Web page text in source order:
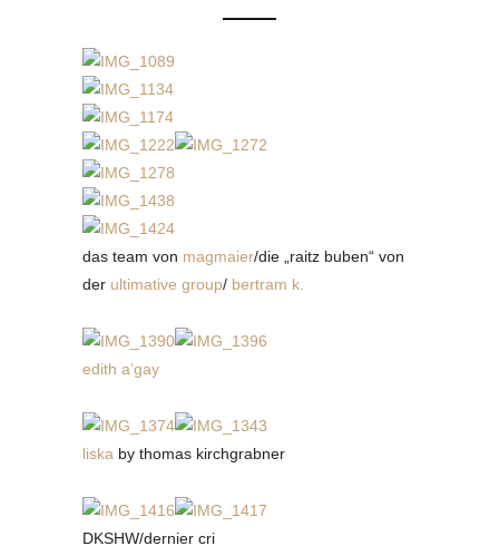
das team von magmaier/die „raitz buben“ von
der ultimative group/ bertram k.
edith a’gay
liska by thomas kirchgrabner
DKSHW/dernier cri